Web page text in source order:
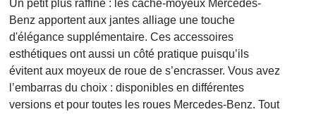
Un petit plus raffiné : les cache-moyeux Mercedes-
Benz apportent aux jantes alliage une touche
d'élégance supplémentaire. Ces accessoires
esthétiques ont aussi un côté pratique puisqu’ils
évitent aux moyeux de roue de s’encrasser. Vous avez
l’embarras du choix : disponibles en différentes
versions et pour toutes les roues Mercedes-Benz. Tout